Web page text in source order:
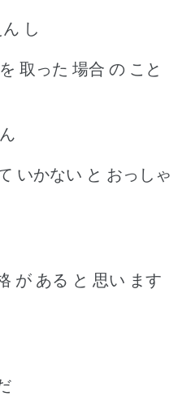
し
取った 場合 の こと
いかない と おっしゃ
が ある と 思い ます